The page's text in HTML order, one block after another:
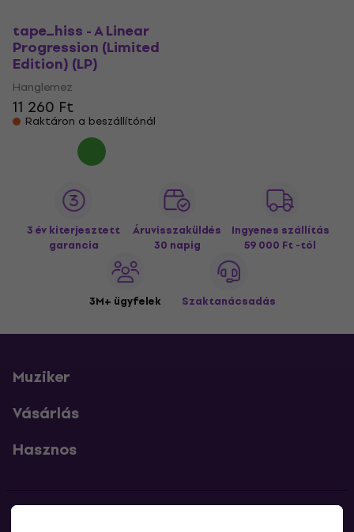
tape_hiss - A Linear
Progression (Limited
Edition) (LP)
Hanglemez
11 260 Ft
Raktáron a beszállítónál
3 év kiterjesztett
garancia
Áruvisszaküldés
30 napig
Ingyenes szállítás
59 000 Ft -tól
3M+ ügyfelek Szaktanácsadás
Muziker
Vásárlás
Hasznos